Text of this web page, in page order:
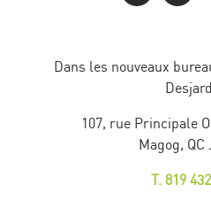
Dans les nouveaux
107, rue Principale
Magog, QC
T. 819